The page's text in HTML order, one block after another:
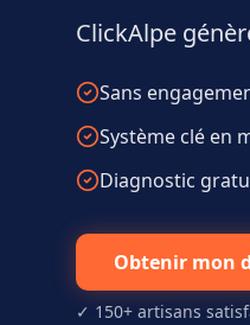
ClickAlpe
Sans
Système clé en
Diagnostic
Obtenir mon
✓ 150+ artisans